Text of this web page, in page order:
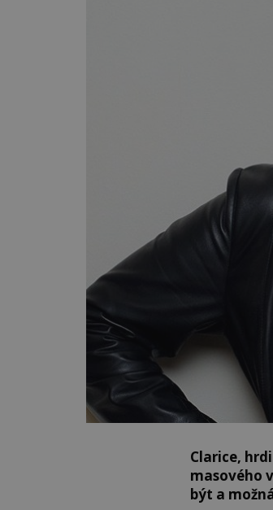
Clarice,
masového
být a